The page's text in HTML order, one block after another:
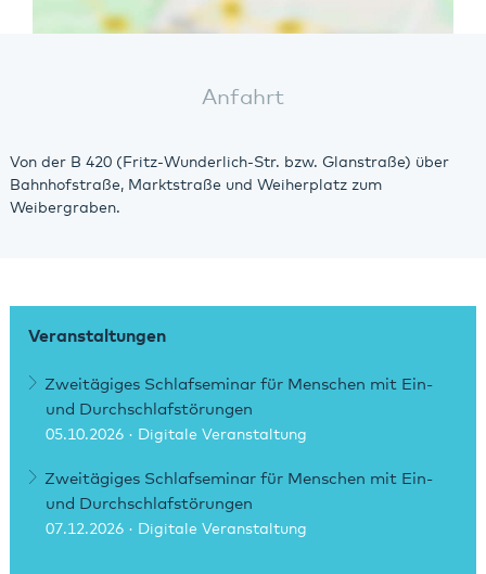
Anfahrt
Von der B 420 (Fritz-Wunderlich-Str. bzw. Glanstraße) über
Bahnhofstraße, Marktstraße und Weiherplatz zum
Weibergraben.
Veranstaltungen
Zweitägiges Schlafseminar für Menschen mit Ein-
und Durchschlafstörungen
05.10.2026 · Digitale Veranstaltung
Zweitägiges Schlafseminar für Menschen mit Ein-
und Durchschlafstörungen
07.12.2026 · Digitale Veranstaltung